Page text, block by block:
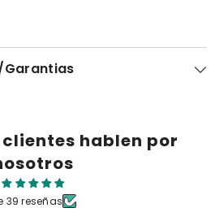
Garantias
clientes hablen por
39 reseñas